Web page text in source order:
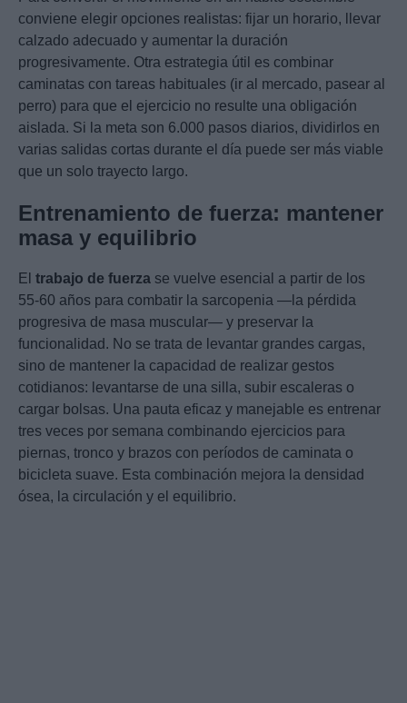
conviene elegir opciones realistas: fijar un horario, llevar
calzado adecuado y aumentar la duración
progresivamente. Otra estrategia útil es combinar
caminatas con tareas habituales (ir al mercado, pasear al
perro) para que el ejercicio no resulte una obligación
aislada. Si la meta son 6.000 pasos diarios, dividirlos en
varias salidas cortas durante el día puede ser más viable
que un solo trayecto largo.
Entrenamiento de fuerza: mantener
masa y equilibrio
El trabajo de fuerza se vuelve esencial a partir de los
55-60 años para combatir la sarcopenia —la pérdida
progresiva de masa muscular— y preservar la
funcionalidad. No se trata de levantar grandes cargas,
sino de mantener la capacidad de realizar gestos
cotidianos: levantarse de una silla, subir escaleras o
cargar bolsas. Una pauta eficaz y manejable es entrenar
tres veces por semana combinando ejercicios para
piernas, tronco y brazos con períodos de caminata o
bicicleta suave. Esta combinación mejora la densidad
ósea, la circulación y el equilibrio.